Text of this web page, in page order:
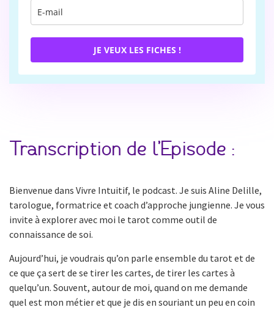
JE VEUX LES FICHES !
Transcription de l’Episode :
Bienvenue dans Vivre Intuitif, le podcast. Je suis Aline Delille,
tarologue, formatrice et coach d’approche jungienne. Je vous
invite à explorer avec moi le tarot comme outil de
connaissance de soi.
Aujourd’hui, je voudrais qu’on parle ensemble du tarot et de
ce que ça sert de se tirer les cartes, de tirer les cartes à
quelqu’un. Souvent, autour de moi, quand on me demande
quel est mon métier et que je dis en souriant un peu en coin